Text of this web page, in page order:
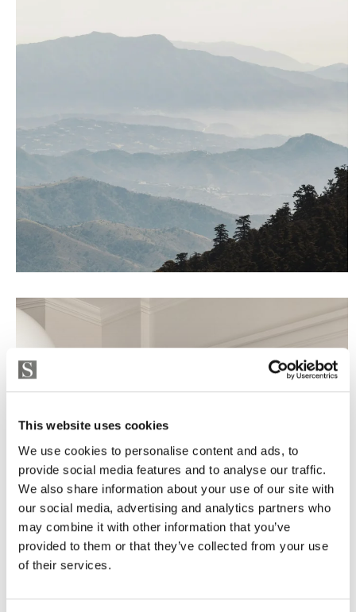
This website uses cookies
We use cookies to personalise content and ads, to
provide social media features and to analyse our traffic.
We also share information about your use of our site with
our social media, advertising and analytics partners who
may combine it with other information that you’ve
provided to them or that they’ve collected from your use
of their services.